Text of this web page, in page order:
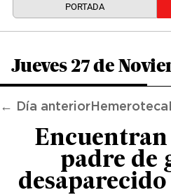
PORTADA
Jueves 27 de
← Día anterior Hemeroteca
padre de